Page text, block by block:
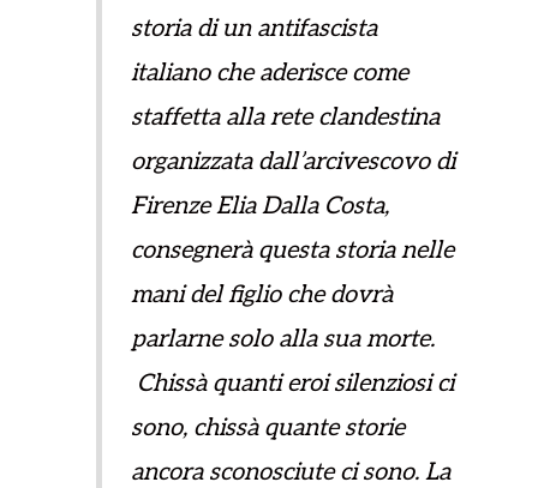
storia di un antifascista
italiano che aderisce come
staffetta alla rete clandestina
organizzata dall’arcivescovo di
Firenze Elia Dalla Costa,
consegnerà questa storia nelle
mani del figlio che dovrà
parlarne solo alla sua morte.
Chissà quanti eroi silenziosi ci
sono, chissà quante storie
ancora sconosciute ci sono. La